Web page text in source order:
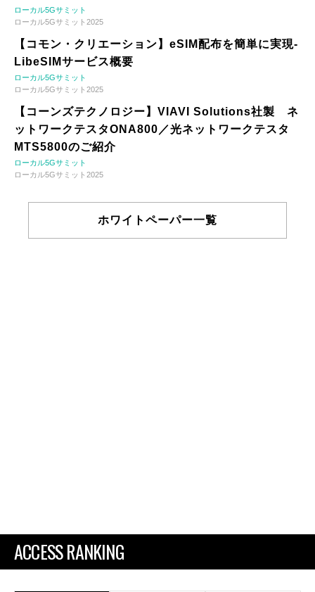
ローカル5Gサミット
ローカル5Gサミット2025
【コモン・クリエーション】eSIM配布を簡単に実現-
LibeSIMサービス概要
ローカル5Gサミット
ローカル5Gサミット2025
【コーンズテクノロジー】VIAVI Solutions社製 ネ
ットワークテスタONA800／光ネットワークテスタ
MTS5800のご紹介
ローカル5Gサミット
ローカル5Gサミット2025
ホワイトペーパー一覧
ACCESS RANKING